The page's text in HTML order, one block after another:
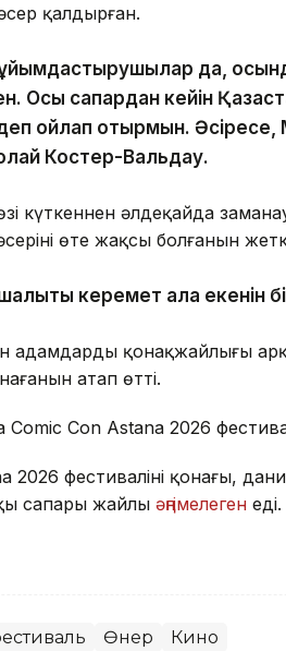
қалдырған.
да,
Осы сапардан кейін
ойлап отырмын.
Костер-Вальдау.
күткеннен әлдеқайда
өте жақсы болғанын
керемет қала екенін
адамдардың қонақжайлығы
атап өтті.
Comic Con Astana 2026
2026 фестивалінің қонағы,
сапары жайлы әңгімелеген еді.
Өнер Кино